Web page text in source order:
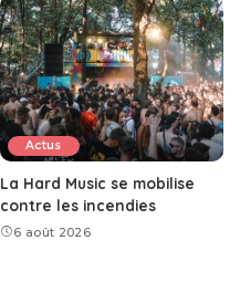
Actus
La Hard Music se mobilise
contre les incendies
6 août 2026